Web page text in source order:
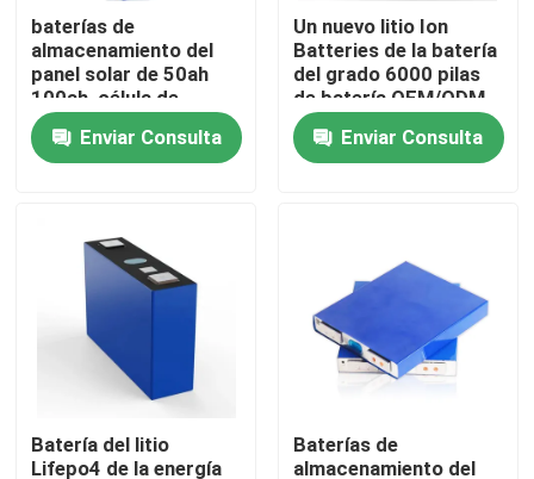
Visita a la fábrica
Control de Calidad
Contacto
noticias
Todos los casos
almacenamiento de la batería del hogar
Sistemas de almacenamiento de baterías
baterías de
almacenamiento del
panel solar de 50ah
100ah, célula de
batería de los
almacenamientos de
energía Lifepo4
Enviar Consulta
Un nuevo litio Ion
Batteries de la batería
del grado 6000 pilas
de batería OEM/ODM
de los ciclos 3.2v
55Ah LiFePO4 de las
épocas
Enviar Consulta
Batería del litio
Lifepo4 de la energía
Baterías de
almacenamiento del